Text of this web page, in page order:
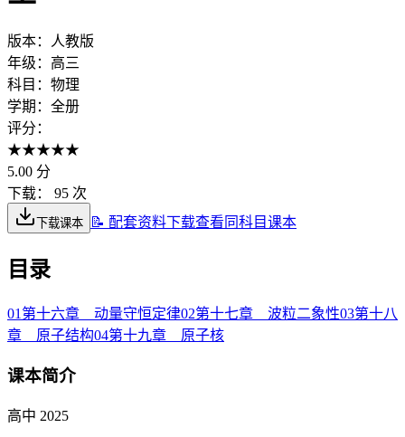
版本：
人教版
年级： 高三
科目： 物理
学期： 全册
评分：
★★★★★
5.00 分
下载：
95 次
下载课本 📝 配套资料下载查看同科目课本
目录
01 第十六章 动量守恒定律02第十七章 波粒二象性03第十八
章 原子结构04第十九章 原子核
课本简介
高中 2025